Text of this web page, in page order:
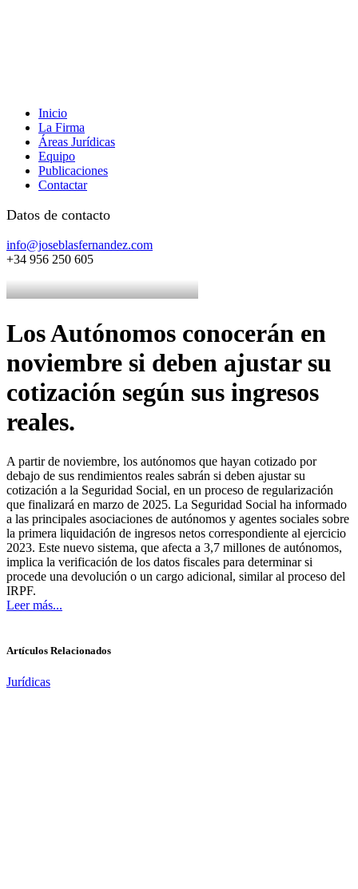
Inicio
La Firma
Áreas Jurídicas
Equipo
Publicaciones
Contactar
Datos de contacto
info@joseblasfernandez.com
+34 956 250 605
Los Autónomos conocerán en
noviembre si deben ajustar su
cotización según sus ingresos
reales.
A partir de noviembre, los autónomos que hayan cotizado por
debajo de sus rendimientos reales sabrán si deben ajustar su
cotización a la Seguridad Social, en un proceso de regularización
que finalizará en marzo de 2025. La Seguridad Social ha informado
a las principales asociaciones de autónomos y agentes sociales sobre
la primera liquidación de ingresos netos correspondiente al ejercicio
2023. Este nuevo sistema, que afecta a 3,7 millones de autónomos,
implica la verificación de los datos fiscales para determinar si
procede una devolución o un cargo adicional, similar al proceso del
IRPF.
Leer más...
Artículos Relacionados
Jurídicas